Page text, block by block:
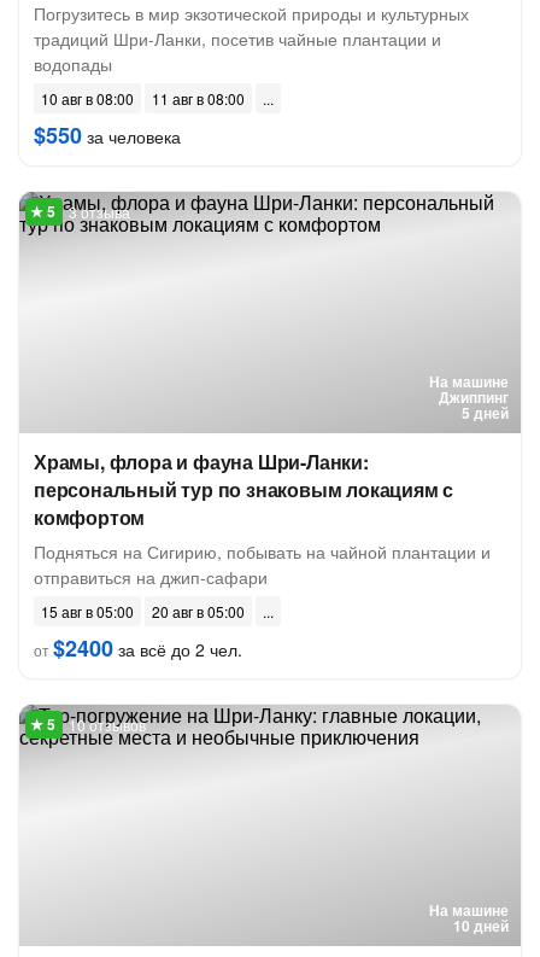
Погрузитесь в мир экзотической природы и культурных
традиций Шри-Ланки, посетив чайные плантации и
водопады
10 авг в 08:00 11 авг в 08:00
$550 за человека
На машине
Джиппинг
5 дней
3 отзыва
Храмы, флора и фауна Шри-Ланки:
персональный тур по знаковым локациям с
комфортом
Подняться на Сигирию, побывать на чайной плантации и
отправиться на джип-сафари
15 авг в 05:00
20 авг в 05:00
от$2400 за всё до 2 чел.
На машине
10 дней
10 отзывов